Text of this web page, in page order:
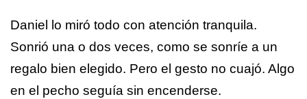
Daniel lo miró todo con atención tranquila.
Sonrió una o dos veces, como se sonríe a un
regalo bien elegido. Pero el gesto no cuajó. Algo
en el pecho seguía sin encenderse.